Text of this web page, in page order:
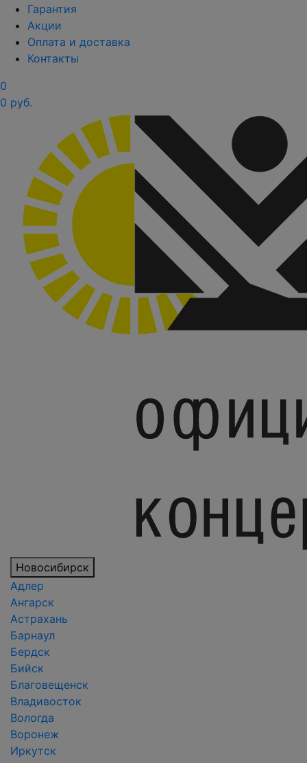
Гарантия
Акции
Оплата и доставка
Контакты
0
0 руб.
Новосибирск
Адлер
Ангарск
Астрахань
Барнаул
Бердск
Бийск
Благовещенск
Владивосток
Вологда
Воронеж
Иркутск